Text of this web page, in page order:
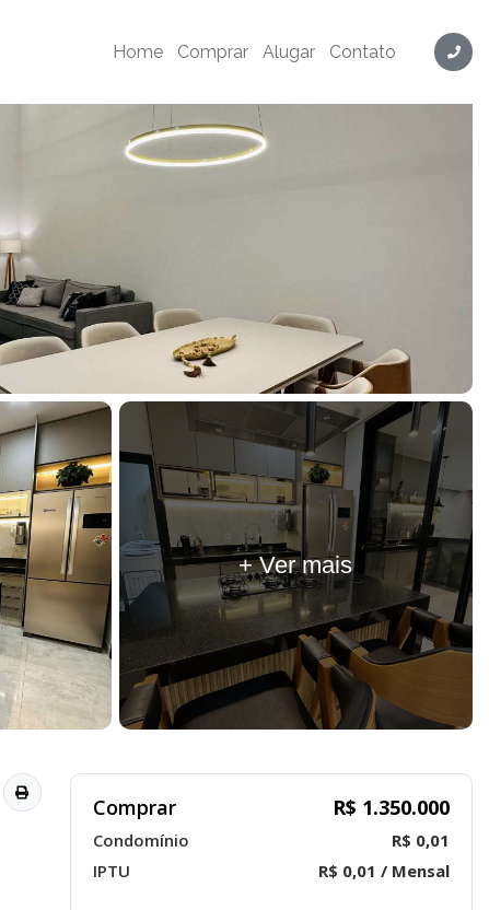
Home Comprar Alugar Contato
+ Ver mais
Comprar R$ 1.350.000
Condomínio
R$ 0,01
IPTU
R$ 0,01 / Mensal